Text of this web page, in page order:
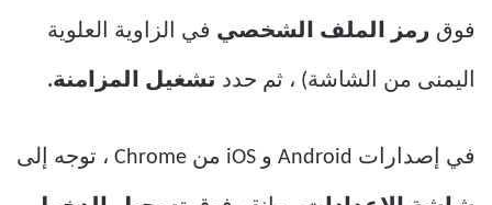
فوق رمز الملف الشخصي في الزاوية العلوية
اليمنى من الشاشة) ، ثم حدد تشغيل المزامنة.
في إصدارات Android و iOS من Chrome ، توجه إلى